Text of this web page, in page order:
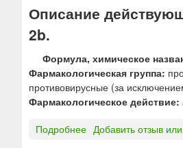
т
л
е
н
и
О
л
и
о
ф
Описание
2b.
Формула, химическое
Фармакологическая группа:
противовирусные (за
Фармакологическое действие:
Подробнее Добавить отзыв